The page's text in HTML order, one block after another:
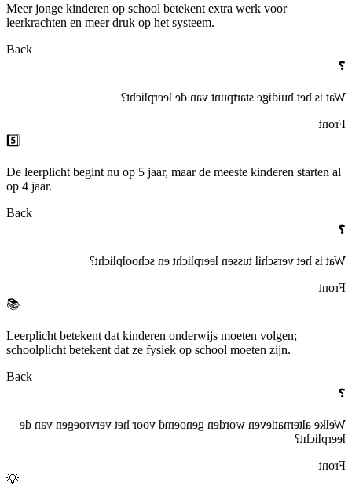
Meer jonge kinderen op school betekent extra werk voor
leerkrachten en meer druk op het systeem.
Back
❓
Wat is het huidige startpunt van de leerplicht?
Front
5️⃣
De leerplicht begint nu op 5 jaar, maar de meeste kinderen starten al
op 4 jaar.
Back
❓
Wat is het verschil tussen leerplicht en schoolplicht?
Front
📚
Leerplicht betekent dat kinderen onderwijs moeten volgen;
schoolplicht betekent dat ze fysiek op school moeten zijn.
Back
❓
Welke alternatieven worden genoemd voor het vervroegen van de
leerplicht?
Front
💡